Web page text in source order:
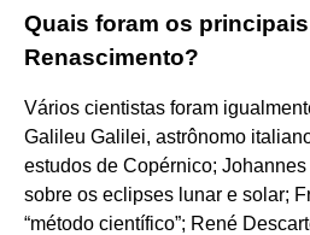
Quais foram os
Renascimento?
Vários cientistas foram
Galileu Galilei, astrônomo
estudos de Copérnico;
sobre os eclipses lunar e solar;
“método científico”; René